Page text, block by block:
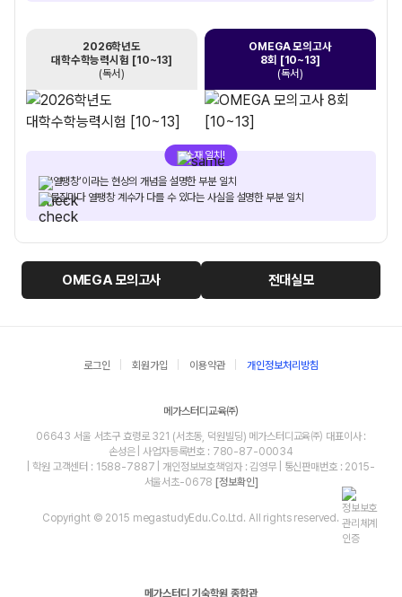
2026학년도
대학수학능력시험 [10~13]
(독서)
OMEGA 모의고사
8회 [10~13]
(독서)
‘열팽창’이라는 현상의 개념을 설명한 부분 일치
물질마다 열팽창 계수가 다를 수 있다는 사실을 설명한 부분 일치
소재 일치!
OMEGA모의고사 전대실모
로그인 회원가입 이용약관 개인정보처리방침
메가스터디교육㈜
06643 서울 서초구 효령로 321 (서초동, 덕원빌딩) 메가스터디교육㈜ 대표이사 :
손성은 | 사업자등록번호 : 780-87-00034
| 학원 고객센터 : 1588-7887 | 개인정보보호책임자 : 김영무 | 통신판매번호 : 2015-
서울서초-0678 [정보확인]
Copyright © 2015 megastudyEdu.Co.Ltd. All rights reserved.
메가스터디 기숙학원 종합관